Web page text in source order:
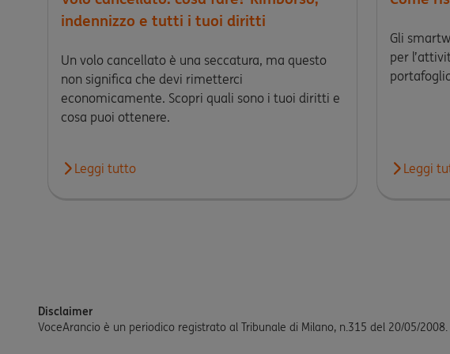
indennizzo e tutti i tuoi diritti
Un volo cancellato è una seccatura, ma questo
non significa che devi rimetterci
economicamente. Scopri quali sono i tuoi diritti e
cosa puoi ottenere.
Leggi tutto
Leggi l'articolo Volo cancellato: cosa fare? Rimborso, indennizzo e
Gli
per
Leggi
Leggi
Disclaimer
VoceArancio è un periodico registrato al Tribunale di Milano, n.315 del 20/05/